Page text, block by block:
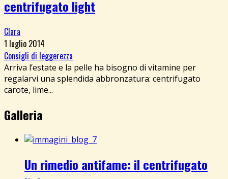
centrifugato light
Clara
1 luglio 2014
Consigli di leggerezza
Arriva l’estate e la pelle ha bisogno di vitamine per
regalarvi una splendida abbronzatura: centrifugato
carote, lime...
Galleria
Un rimedio antifame: il centrifugato